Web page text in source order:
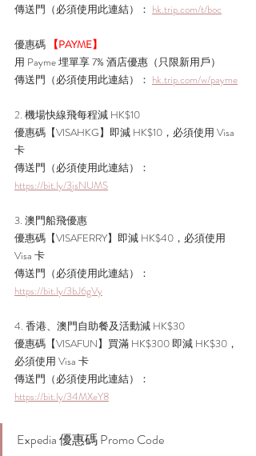
傳送門 （必須使用此連結） ： hk.trip.com/t/boc
優惠碼 【PAYME】
用 Payme 埋單享 7% 酒店優惠（只限新用戶）
傳送門 （必須使用此連結） ： hk.trip.com/w/payme
2. 機場快線飛每程減 HK$10
優惠碼【VISAHKG】即減 HK$10，必須使用 Visa
卡
傳送門（必須使用此連結）：
https://bit.ly/3jsNUMS
3. 澳門船飛優惠
優惠碼【VISAFERRY】即減 HK$40 ，必須使用
Visa 卡
傳送門（必須使用此連結）：
https://bit.ly/3bJ6gVy
4. 香港、澳門自助餐及活動減 HK$30
優惠碼【VISAFUN】買滿 HK$300 即減 HK$30 ，
必須使用 Visa 卡
傳送門（必須使用此連結）：
https://bit.ly/34MXeY8
Expedia 優惠碼 Promo Code